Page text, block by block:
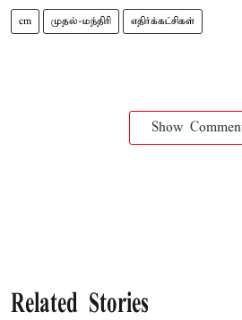
cm முதல்-மந்திரி எதிர்க்கட்சிகள்
Show
Related Stories